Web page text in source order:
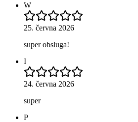
W
25. června 2026
super obsluga!
I
24. června 2026
super
P